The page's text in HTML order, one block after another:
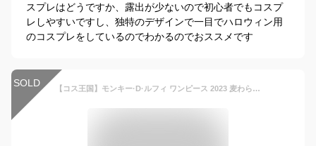
スプレはどうですか、露出が少ないので初心者でもコスプ
レしやすいですし、独特のデザインで一目でハロウィン用
のコスプレをしているのでわかるのでおススメです
SOLD 【コス王国】モンキー·D·ルフィ ワンピース 2023 麦わら帽子 メンズ ハロウィン かっこいい コスチューム コスプレ S